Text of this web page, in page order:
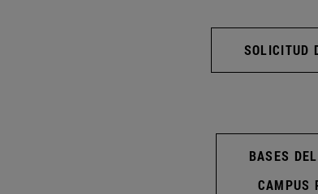
SOLICITUD
BASES
CAMPUS